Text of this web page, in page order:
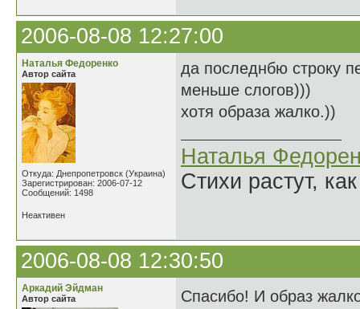
2006-08-08 12:27:00
Наталья Федоренко
Автор сайта
Откуда: Днепропетровск (Украина)
Зарегистрирован: 2006-07-12
Сообщений: 1498
да последнбю строку
меньше слогов)))
хотя образа жалко.))
Наталья
Стихи растут,
Неактивен
2006-08-08 12:30:50
Аркадий Эйдман
Автор сайта Спасибо! И образ